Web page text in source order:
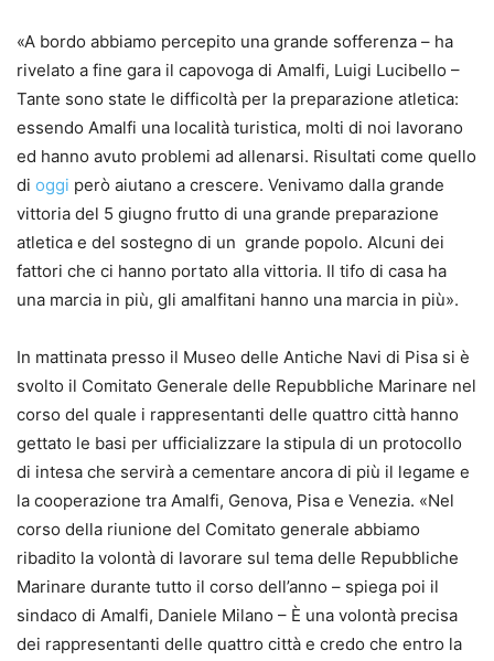
«A bordo abbiamo percepito una grande sofferenza – ha
rivelato a fine gara il capovoga di Amalfi, Luigi Lucibello –
Tante sono state le difficoltà per la preparazione atletica:
essendo Amalfi una località turistica, molti di noi lavorano
ed hanno avuto problemi ad allenarsi. Risultati come quello
di oggi però aiutano a crescere. Venivamo dalla grande
vittoria del 5 giugno frutto di una grande preparazione
atletica e del sostegno di un grande popolo. Alcuni dei
fattori che ci hanno portato alla vittoria. Il tifo di casa ha
una marcia in più, gli amalfitani hanno una marcia in più».
In mattinata presso il Museo delle Antiche Navi di Pisa si è
svolto il Comitato Generale delle Repubbliche Marinare nel
corso del quale i rappresentanti delle quattro città hanno
gettato le basi per ufficializzare la stipula di un protocollo
di intesa che servirà a cementare ancora di più il legame e
la cooperazione tra Amalfi, Genova, Pisa e Venezia. «Nel
corso della riunione del Comitato generale abbiamo
ribadito la volontà di lavorare sul tema delle Repubbliche
Marinare durante tutto il corso dell’anno – spiega poi il
sindaco di Amalfi, Daniele Milano – È una volontà precisa
dei rappresentanti delle quattro città e credo che entro la